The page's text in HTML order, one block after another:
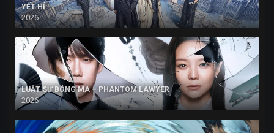
YẾT HÍ
2026
LUẬT SƯ BÓNG MA – PHANTOM LAWYER
2026